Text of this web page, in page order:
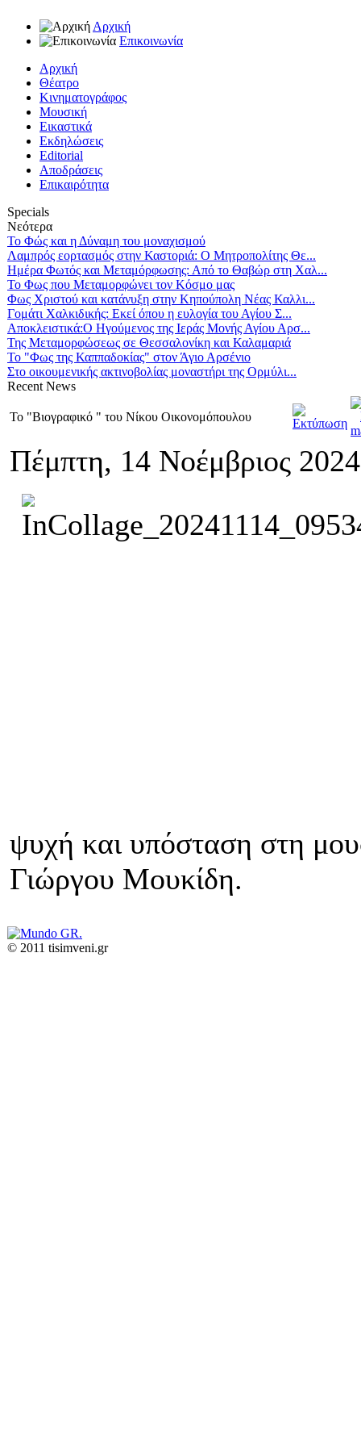
Αρχική
Επικοινωνία
Αρχική
Θέατρο
Κινηματογράφος
Μουσική
Εικαστικά
Εκδηλώσεις
Editorial
Αποδράσεις
Επικαιρότητα
Specials
Νεότερα
Το Φώς και η Δύναμη του μοναχισμού
Λαμπρός εορτασμός στην Καστοριά: Ο Μητροπολίτης Θε...
Ημέρα Φωτός και Μεταμόρφωσης: Από το Θαβώρ στη Χαλ...
Το Φως που Μεταμορφώνει τον Κόσμο μας
Φως Χριστού και κατάνυξη στην Κηπούπολη Νέας Καλλι...
Γομάτι Χαλκιδικής: Εκεί όπου η ευλογία του Αγίου Σ...
Αποκλειστικά:Ο Ηγούμενος της Ιεράς Μονής Αγίου Αρσ...
Της Μεταμορφώσεως σε Θεσσαλονίκη και Καλαμαριά
Το "Φως της Καππαδοκίας" στον Άγιο Αρσένιο
Στο οικουμενικής ακτινοβολίας μοναστήρι της Ορμύλι...
Recent News
Το "Βιογραφικό " του Νίκου Οικονομόπουλου
Πέμπτη, 14 Νοέμβριος
ψυχή και υπόσταση στη
Γιώργου Μουκίδη.
© 2011 tisimveni.gr